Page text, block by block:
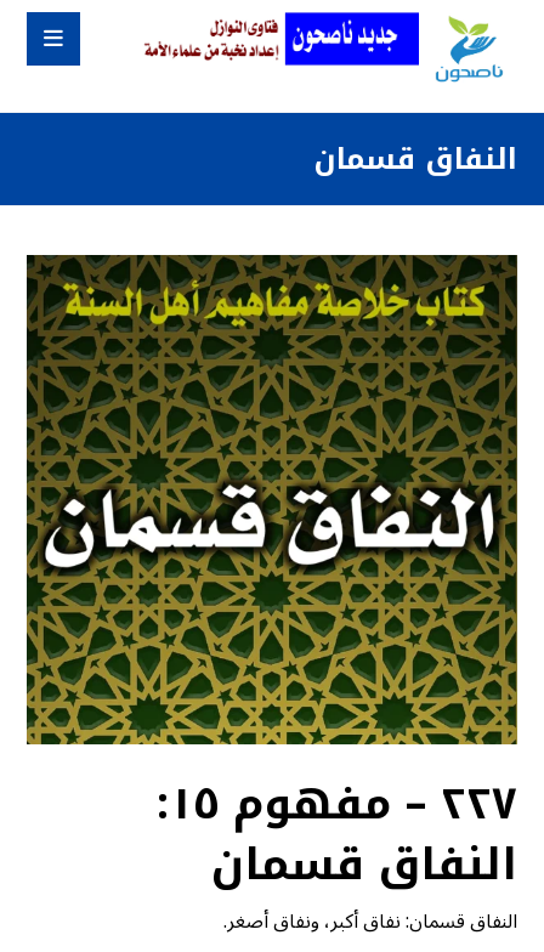
النفاق قسمان
٢٢٧ – مفهوم ١٥:
النفاق قسمان
النفاق قسمان: نفاق أكبر، ونفاق أصغر.